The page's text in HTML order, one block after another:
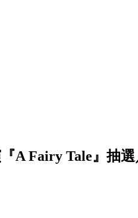
A Fairy Tale』抽選